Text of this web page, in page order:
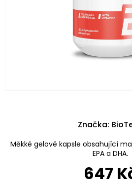
647
Měkké gelové kapsle obsahující
EPA a DHA.
Značka: